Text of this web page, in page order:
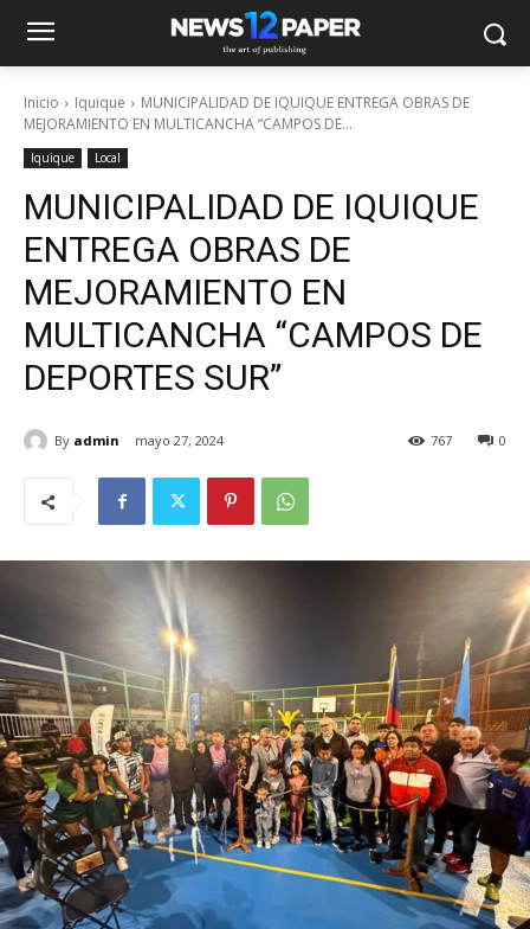
Inicio Iquique
MUNICIPALIDAD DE IQUIQUE ENTREGA OBRAS DE
MEJORAMIENTO EN MULTICANCHA “CAMPOS DE...
Iquique Local
MUNICIPALIDAD DE IQUIQUE
ENTREGA OBRAS DE
MEJORAMIENTO EN
MULTICANCHA “CAMPOS DE
DEPORTES SUR”
By admin mayo 27, 2024 0
767